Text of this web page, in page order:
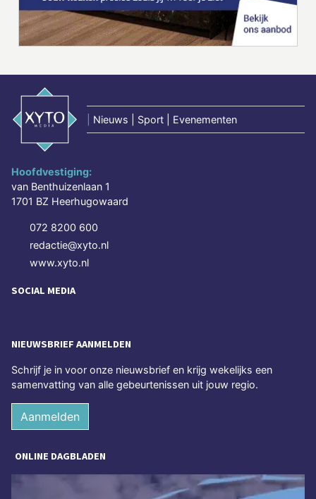
Nieuws | Sport | Evenementen
Hoofdvestiging:
van Benthuizenlaan 1
1701 BZ Heerhugowaard
072 8200 600
redactie@xyto.nl
www.xyto.nl
SOCIAL MEDIA
NIEUWSBRIEF AANMELDEN
Schrijf je in voor onze nieuwsbrief en krijg wekelijks een
samenvatting van alle gebeurtenissen uit jouw regio.
Aanmelden
ONLINE DAGBLADEN